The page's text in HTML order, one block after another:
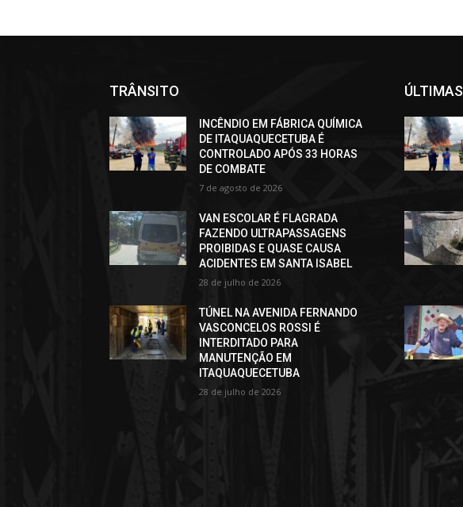
TRÂNSITO
INCÊNDIO EM FÁBRICA QUÍMICA
DE ITAQUAQUECETUBA É
CONTROLADO APÓS 33 HORAS
DE COMBATE
7 de agosto de 2026
VAN ESCOLAR É FLAGRADA
FAZENDO ULTRAPASSAGENS
PROIBIDAS E QUASE CAUSA
ACIDENTES EM SANTA ISABEL
28 de julho de 2026
TÚNEL NA AVENIDA FERNANDO
VASCONCELOS ROSSI É
INTERDITADO PARA
MANUTENÇÃO EM
ITAQUAQUECETUBA
28 de julho de 2026
ÚLTIMAS